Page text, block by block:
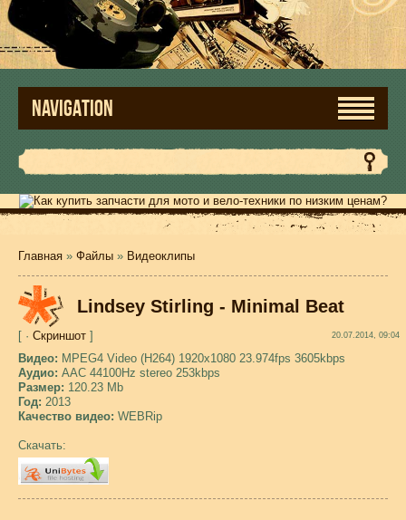
NAVIGATION
Главная » Файлы » Видеоклипы
Lindsey Stirling - Minimal Beat
[ · Скриншот ] 20.07.2014, 09:04
Видео: MPEG4 Video (H264) 1920x1080 23.974fps 3605kbps
Аудио: AAC 44100Hz stereo 253kbps
Размер: 120.23 Mb
Год: 2013
Качество видео: WEBRip
Скачать: